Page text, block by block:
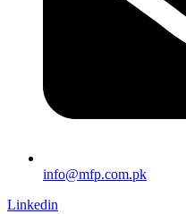
info@mfp.com.pk
Linkedin